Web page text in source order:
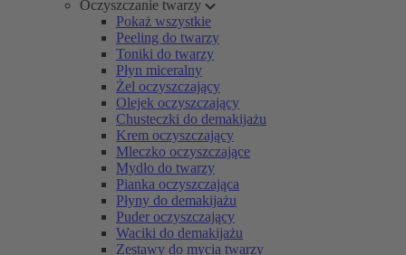
Oczyszczanie twarzy
Pokaż wszystkie
Peeling do twarzy
Toniki do twarzy
Płyn miceralny
Żel oczyszczający
Olejek oczyszczający
Chusteczki do demakijażu
Krem oczyszczający
Mleczko oczyszczające
Mydło do twarzy
Pianka oczyszczająca
Płyny do demakijażu
Puder oczyszczający
Waciki do demakijażu
Zestawy do mycia twarzy